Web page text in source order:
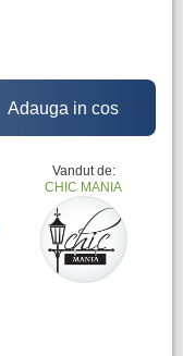
Adauga in cos
Vandut de:
CHIC MANIA